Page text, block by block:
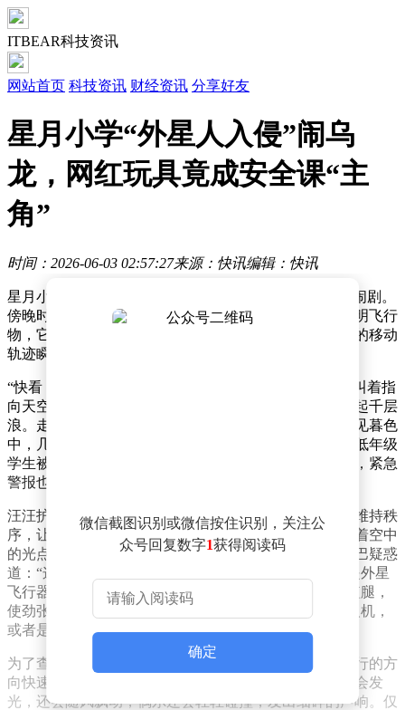
ITBEAR科技资讯
网站首页 科技资讯 财经资讯 分享好友
星月小学“外星人入侵”闹乌
龙，网红玩具竟成安全课“主
角”
时间：2026-06-03 02:57:27来源：快讯编辑：快讯
星月小学近日经历了一场令人啼笑皆非的“外星人入侵”闹剧。
傍晚时分，校园上空突然出现数个闪烁着五彩光芒的不明飞行
物，它们忽高忽低、忽明忽暗，在空中缓慢盘旋，诡异的移动
轨迹瞬间引发全校恐慌。
“快看！天上飞着发光的东西！”最先发现异常的同学尖叫着指
向天空，这一声喊叫如同投入平静湖面的石子，瞬间激起千层
浪。走廊上原本悠闲欣赏晚霞的师生们齐刷刷抬头，只见暮色
中，几个光点拖着细碎的光影缓缓移动，神秘感十足。低年级
学生被吓得哇哇大哭，纷纷躲进教室，校园里乱作一团，紧急
警报也随之拉响。
汪汪护卫队迅速集结，火速赶往现场。队长林小雨一边维持秩
序，让同学们有序退回室内，避免扎堆围观，一边紧盯着空中
的光点，眉头紧锁。金毛墩墩仰头观察许久后，甩着尾巴疑惑
道：“这飞行速度慢悠悠的，也没有动力轰鸣声，不像是外星
飞行器，可怎么看着这么眼熟呢？”柯基小伦则踮着小短腿，
使劲张望，耳朵微微晃动，猜测道：“会不会是新型无人机，
或者是同学们的玩具？”
为了查明真相，护卫队开启高空侦查模式，顺着光点飞行的方
向快速追踪。随着天色渐暗，光点愈发清晰，它们不仅会发
光，还会随风飘动，偶尔还会轻轻碰撞，发出细碎的声响。仅
微信截图识别或微信按住识别，关注公
众号回复数字1获得阅读码
确定